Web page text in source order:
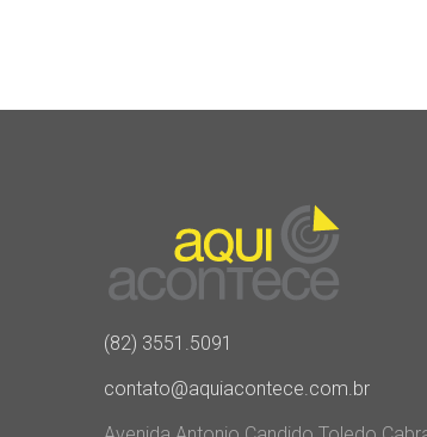
(82) 3551.5091
contato@aquiacontece.com.br